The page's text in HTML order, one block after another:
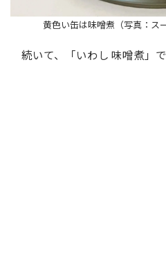
黄色い缶は味噌煮（写真：ス
続いて、「いわし 味噌煮」で